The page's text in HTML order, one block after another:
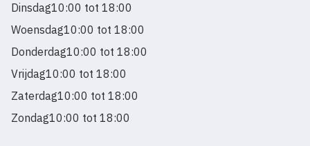
Dinsdag10:00 tot 18:00
Woensdag10:00 tot 18:00
Donderdag10:00 tot 18:00
Vrijdag10:00 tot 18:00
Zaterdag10:00 tot 18:00
Zondag10:00 tot 18:00